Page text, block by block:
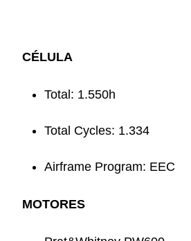
CÉLULA
Total: 1.550h
Total Cycles: 1.334
Airframe Program: EEC
MOTORES